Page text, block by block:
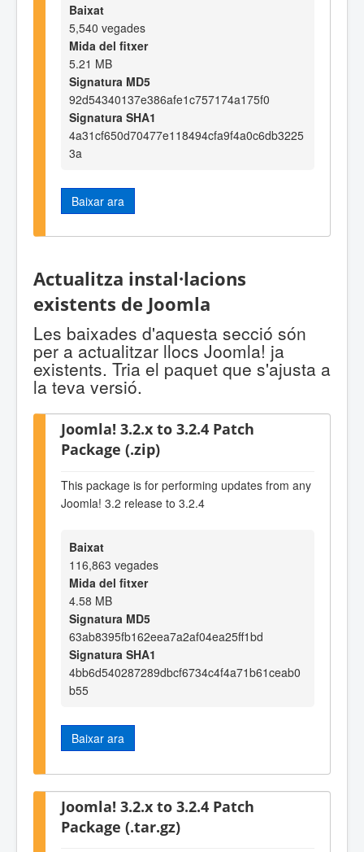
Baixat
5,540 vegades
Mida del fitxer
5.21 MB
Signatura MD5
92d54340137e386afe1c757174a175f0
Signatura SHA1
4a31cf650d70477e118494cfa9f4a0c6db3225
3a
Baixar ara
Actualitza instal·lacions
existents de Joomla
Les baixades d'aquesta secció són
per a actualitzar llocs Joomla! ja
existents. Tria el paquet que s'ajusta a
la teva versió.
Joomla! 3.2.x to 3.2.4 Patch
Package (.zip)
This package is for performing updates from any
Joomla! 3.2 release to 3.2.4
Baixat
116,863 vegades
Mida del fitxer
4.58 MB
Signatura MD5
63ab8395fb162eea7a2af04ea25ff1bd
Signatura SHA1
4bb6d540287289dbcf6734c4f4a71b61ceab0
b55
Baixar ara
Joomla! 3.2.x to 3.2.4 Patch
Package (.tar.gz)